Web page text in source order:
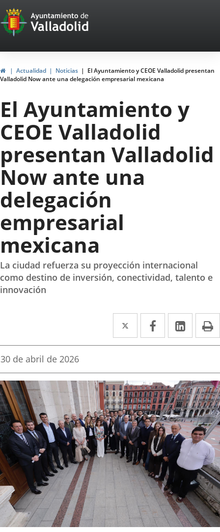
Portal
Web
del
Ayuntamiento
de
Valladolid
HomeActualidad Noticias
El Ayuntamiento y CEOE Valladolid presentan
Valladolid Now ante una delegación empresarial mexicana
El Ayuntamiento y
CEOE Valladolid
presentan Valladolid
Now ante una
delegación
empresarial
mexicana
La ciudad refuerza su proyección internacional
como destino de inversión, conectividad, talento e
innovación
Twitter
Enlace
a
aplicación
externa.
Facebook
Enlace
a
aplicación
externa.
Enlace
a
Fecha
la
noticia
30 de abril de 2026